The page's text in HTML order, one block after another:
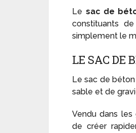
Le sac de
constituants
simplement le
LE SAC DE
Le sac de
sable et de
Vendu dans
de créer